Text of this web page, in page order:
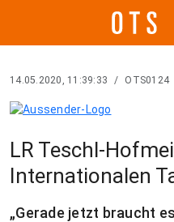
14.05.2020, 11:39:33 / OTS0124
LR Teschl-
Internationalen
„Gerade jetzt braucht